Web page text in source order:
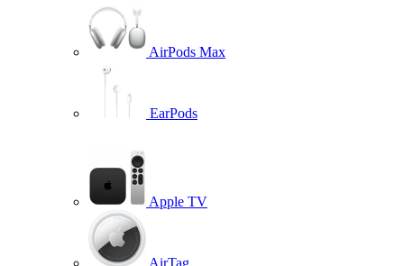
AirPods Max
EarPods
Apple TV